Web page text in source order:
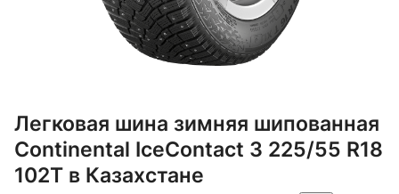
Легковая шина зимняя шипованная
Continental IceContact 3 225/55 R18
102T в Казахстане